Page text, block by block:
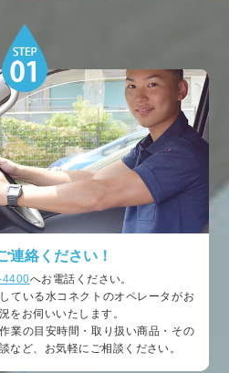
連絡ください！
へお電話ください。
ている水コネクトのオペレータがお
をお伺いいたします。
業の目安時間・取り扱い商品・その
など、お気軽にご相談ください。